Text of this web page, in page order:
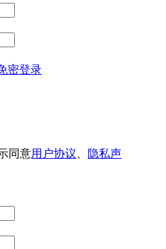
密登录
同意用户协议
隐私声